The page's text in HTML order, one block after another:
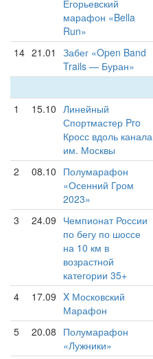
Егорьевский
марафон «Bella
Run»
14 21.01
Забег «Open Band
Trails — Буран»
1
15.10 Линейный
Спортмастер Pro
Кросс вдоль канала
им. Москвы
2 08.10 Полумарафон
«Осенний Гром
2023»
3 24.09 Чемпионат России
по бегу по шоссе
на 10 км в
возрастной
категории 35+
4 17.09 X Московский
Марафон
5 20.08 Полумарафон
«Лужники»